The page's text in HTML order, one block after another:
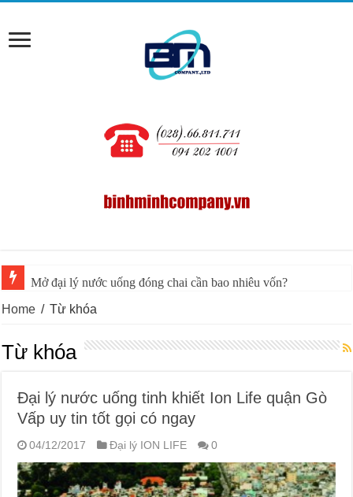
Mở đại lý nước uống đóng chai cần bao nhiêu vốn?
Home / Từ khóa
Từ khóa
Đại lý nước uống tinh khiết Ion Life quận Gò
Vấp uy tin tốt gọi có ngay
04/12/2017 Đại lý ION LIFE 0